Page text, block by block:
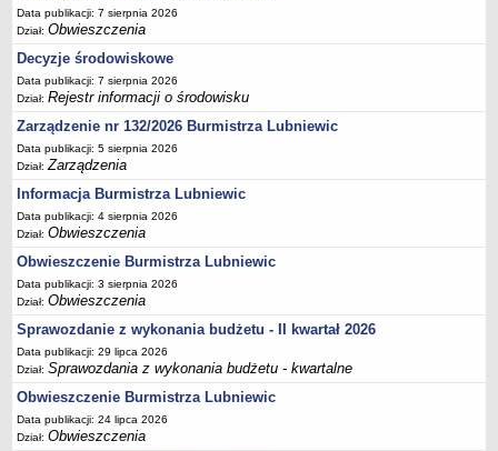
Zastępca Burmistrza Lubniewic
Sekretarz Gminy
Skarbnik Gminy
Informacja turystyczna
Regulamin i schemat organizacyjny
Przewodnik po urzędzie
Kodeks etyczny
Oświadczenia majątkowe
Raporty
Dyżury Przewodniczącego Rady Miejskiej
Transmisja z obrad sesji
Zadania i uprawnienia
Skład Rady Miejskiej
Plan pracy Rady Miejskiej
Terminy posiedzeń Rady
Data publikacji: 7 sierpnia 2026
Dział:Obwieszczenia
Decyzje środowiskowe
Data publikacji: 7 sierpnia 2026
Dział:Rejestr informacji o środowisku
Zarządzenie nr 132/2026 Burmistrza Lubniewic
Data publikacji: 5 sierpnia 2026
Dział:Zarządzenia
Informacja Burmistrza Lubniewic
Data publikacji: 4 sierpnia 2026
Dział:Obwieszczenia
Obwieszczenie Burmistrza Lubniewic
Data publikacji: 3 sierpnia 2026
Dział:Obwieszczenia
Sprawozdanie z wykonania budżetu - II kwartał 2026
Data publikacji: 29 lipca 2026
Dział:Sprawozdania z wykonania budżetu - kwartalne
Obwieszczenie Burmistrza Lubniewic
Data publikacji: 24 lipca 2026
Dział:Obwieszczenia